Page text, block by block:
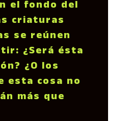
el fondo del
criaturas
se reúnen
¿Será ésta
¿O los
esta cosa no
más que